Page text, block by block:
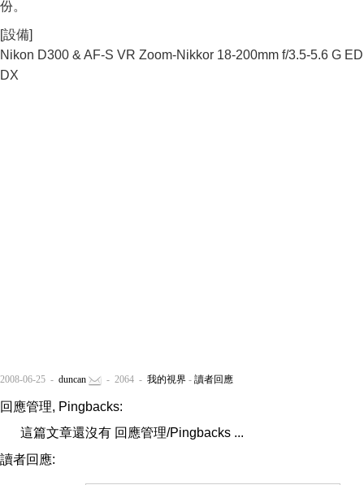
份。
[設備]
Nikon D300 & AF-S VR Zoom-Nikkor 18-200mm f/3.5-5.6 G ED
DX
2008-06-25 - duncan - 2064 - 我的視界 - 讀者回應
回應管理, Pingbacks:
這篇文章還沒有 回應管理/Pingbacks ...
讀者回應: